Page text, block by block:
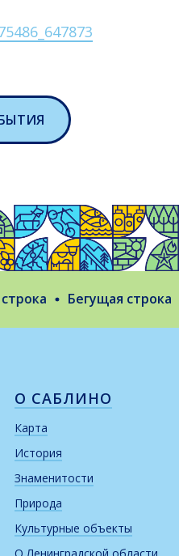
Бегущая строка
О САБЛИНО
Карта
История
Знаменитости
Природа
Культурные объекты